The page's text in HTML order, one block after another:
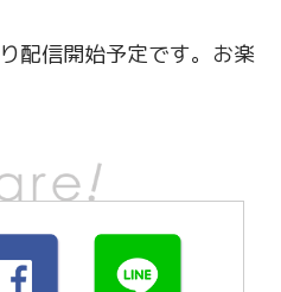
配信開始予定です。お楽